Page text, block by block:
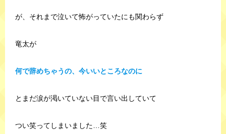
が、それまで泣いて怖がっていたにも関わらず
竜太が
何で辞めちゃうの、今いいところなのに
とまだ涙が渇いていない目で言い出していて
つい笑ってしまいました…笑